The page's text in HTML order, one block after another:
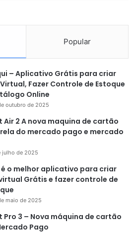
Popular
– Aplicativo Grátis para criar
Fazer Controle de Estoque
Online
outubro de 2025
Air 2 A nova maquina de cartão
do mercado pago e mercado
julho de 2025
é o melhor aplicativo para criar
Grátis e fazer controle de
maio de 2025
Pro 3 – Nova máquina de cartão
Pago